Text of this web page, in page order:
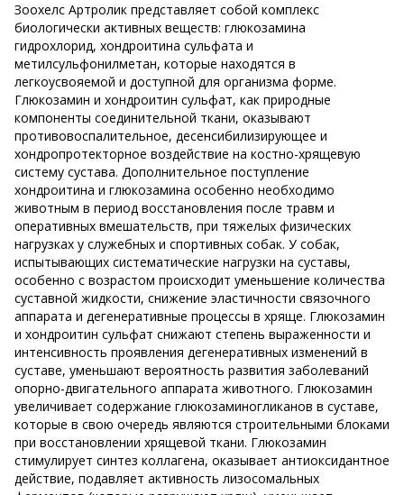
Зоохелс Артролик представляет собой комплекс
биологически активных веществ: глюкозамина
гидрохлорид, хондроитина сульфата и
метилсульфонилметан, которые находятся в
легкоусвояемой и доступной для организма форме.
Глюкозамин и хондроитин сульфат, как природные
компоненты соединительной ткани, оказывают
противовоспалительное, десенсибилизирующее и
хондропротекторное воздействие на костно-хрящевую
систему сустава. Дополнительное поступление
хондроитина и глюкозамина особенно необходимо
животным в период восстановления после травм и
оперативных вмешательств, при тяжелых физических
нагрузках у служебных и спортивных собак. У собак,
испытывающих систематические нагрузки на суставы,
особенно с возрастом происходит уменьшение количества
суставной жидкости, снижение эластичности связочного
аппарата и дегенеративные процессы в хряще. Глюкозамин
и хондроитин сульфат снижают степень выраженности и
интенсивность проявления дегенеративных изменений в
суставе, уменьшают вероятность развития заболеваний
опорно-двигательного аппарата животного. Глюкозамин
увеличивает содержание глюкозаминогликанов в суставе,
которые в свою очередь являются строительными блоками
при восстановлении хрящевой ткани. Глюкозамин
стимулирует синтез коллагена, оказывает антиоксидантное
действие, подавляет активность лизосомальных